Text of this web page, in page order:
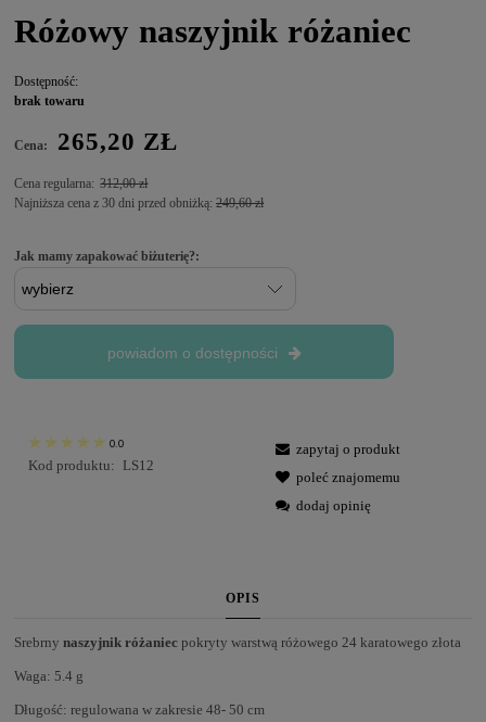
Różowy naszyjnik różaniec
Dostępność:
brak towaru
Cena: 265,20 ZŁ
Cena regularna: 312,00 zł
Najniższa cena z 30 dni przed obniżką: 249,60 zł
Jak mamy zapakować biżuterię?:
powiadom o dostępności
0.0
Kod produktu: LS12
zapytaj o produkt
poleć znajomemu
dodaj opinię
OPIS
Srebrny naszyjnik różaniec pokryty warstwą różowego 24 karatowego złota
Waga: 5.4 g
Długość: regulowana w zakresie 48- 50 cm